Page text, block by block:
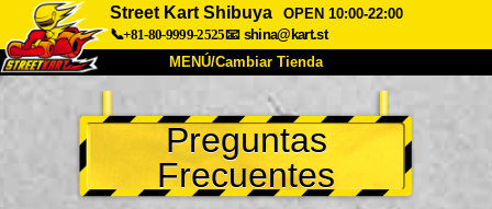
Street Kart Shibuya
OPEN 10:00-22:00
📞+81-80-9999-2525📧 shina@kart.st
MENÚ/Cambiar Tienda
INICIO
Acerca de Especificaciones Precios
Acceso Testimonios Preguntas Frecuentes
Preguntas
Frecuentes